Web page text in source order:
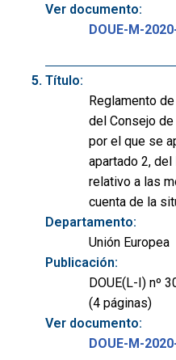
Ver documento:
DOUE-M-
Título:
Reglamento
del Consejo
por el que se
apartado 2,
relativo a las
cuenta de la
Departamento:
Unión Europea
Publicación:
DOUE(L-I) nº
(4 páginas)
Ver documento:
DOUE-M-